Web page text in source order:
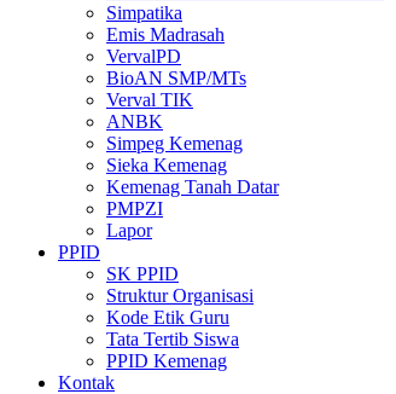
Simpatika
Emis Madrasah
VervalPD
BioAN SMP/MTs
Verval TIK
ANBK
Simpeg Kemenag
Sieka Kemenag
Kemenag Tanah Datar
PMPZI
Lapor
PPID
SK PPID
Struktur Organisasi
Kode Etik Guru
Tata Tertib Siswa
PPID Kemenag
Kontak